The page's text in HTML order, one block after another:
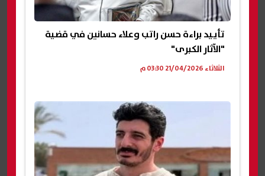
تأييد براءة حسن راتب وعلاء حسانين في قضية
"الآثار الكبرى"
الثلاثاء 21/04/2026 03:30 م